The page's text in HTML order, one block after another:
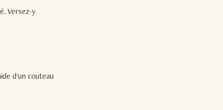
Versez-y
d'un couteau